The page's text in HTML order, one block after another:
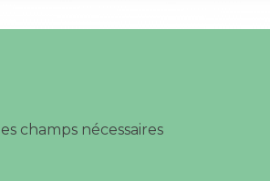
champs nécessaires